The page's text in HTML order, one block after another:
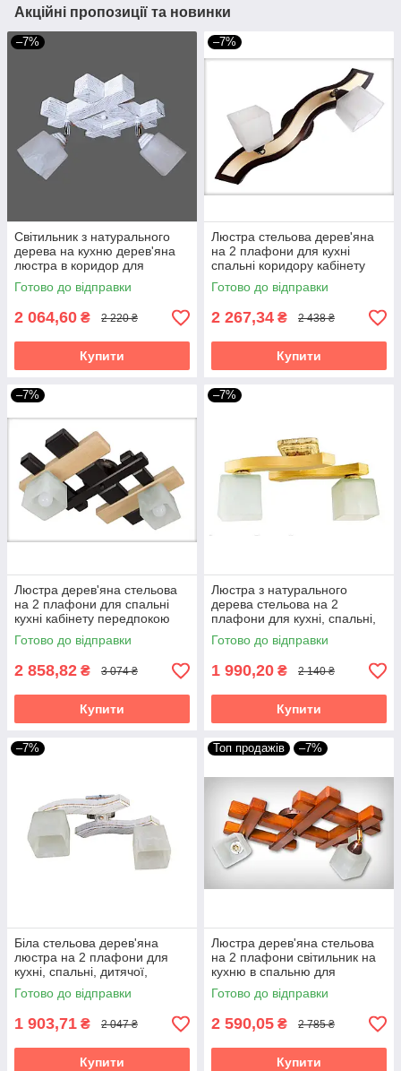
Акційні пропозиції та новинки
–7%
Світильник з натурального
дерева на кухню дерев'яна
люстра в коридор для
кабінету спальні Квадро/2
біла текстура
Готово до відправки
2 064,60 ₴ 2 220 ₴
Купити
–7%
Люстра стельова дерев'яна
на 2 плафони для кухні
спальні коридору кабінету
передпокою Весна/2 венге
Готово до відправки
2 267,34 ₴ 2 438 ₴
Купити
–7%
Люстра дерев'яна стельова
на 2 плафони для спальні
кухні кабінету передпокою
Ксена/2 венге-натуральна
Готово до відправки
2 858,82 ₴ 3 074 ₴
Купити
–7%
Люстра з натурального
дерева стельова на 2
плафони для кухні, спальні,
дитячої, коридору Хвилька/2
натуральна
Готово до відправки
1 990,20 ₴ 2 140 ₴
Купити
–7%
Біла стельова дерев'яна
люстра на 2 плафони для
кухні, спальні, дитячої,
коридору Хвилька/2
Готово до відправки
1 903,71 ₴ 2 047 ₴
Купити
Топ продажів –7%
Люстра дерев'яна стельова
на 2 плафони світильник на
кухню в спальню для
кабінету до коридору Квадро
Х/2 коричнева
Готово до відправки
2 590,05 ₴ 2 785 ₴
Купити